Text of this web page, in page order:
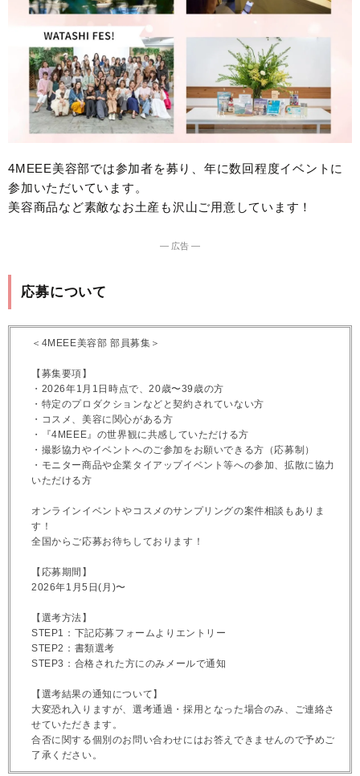
4MEEE美容部では参加者を募り、年に数回程度イベントに
参加いただいています。
美容商品など素敵なお土産も沢山ご用意しています！
― 広告 ―
応募について
＜4MEEE美容部 部員募集＞
【募集要項】
・2026年1月1日時点で、20歳〜39歳の方
・特定のプロダクションなどと契約されていない方
・コスメ、美容に関心がある方
・『4MEEE』の世界観に共感していただける方
・撮影協力やイベントへのご参加をお願いできる方（応募制）
・モニター商品や企業タイアップイベント等への参加、拡散に協力
いただける方
オンラインイベントやコスメのサンプリングの案件相談もありま
す！
全国からご応募お待ちしております！
【応募期間】
2026年1月5日(月)〜
【選考方法】
STEP1：下記応募フォームよりエントリー
STEP2：書類選考
STEP3：合格された方にのみメールで通知
【選考結果の通知について】
大変恐れ入りますが、選考通過・採用となった場合のみ、ご連絡さ
せていただきます。
合否に関する個別のお問い合わせにはお答えできませんので予めご
了承ください。